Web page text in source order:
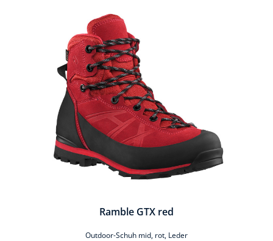
Ramble GTX red
Outdoor-Schuh mid, rot, Leder